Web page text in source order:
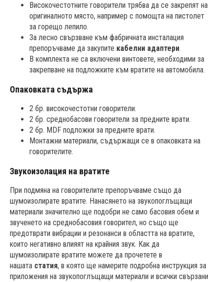
Високочестотните говорители трябва да се закрепят на
оригиналното място, например с помощта на пистолет
за горещо лепило.
За лесно свързване към фабричната инсталация
препоръчваме да закупите кабелни адаптери.
В комплекта не са включени винтовете, необходими за
закрепване на подложките към вратите на автомобила.
Опаковката съдържа
2 бр. високочестотни говорители.
2 бр. среднобасови говорители за предните врати.
2 бр. MDF подложки за предните врати.
Монтажни материали, съдържащи се в опаковката на
говорителите.
Звукоизолация на вратите
При подмяна на говорителите препоръчваме също да
шумоизолирате вратите. Нанасянето на звукопоглъщащи
материали значително ще подобри не само басовия обем и
звученето на среднобасовия говорител, но също ще
предотврати вибрации и резонанси в областта на вратите,
които негативно влияят на крайния звук. Как да
шумоизолирате вратите можете да прочетете в
нашата статия, в която ще намерите подробна инструкция за
приложения на звукопоглъщащи материали и всички свързани